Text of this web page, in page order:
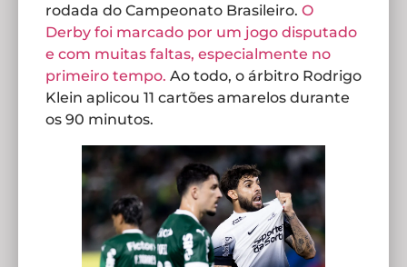
rodada do Campeonato Brasileiro. O
Derby foi marcado por um jogo disputado
e com muitas faltas, especialmente no
primeiro tempo. Ao todo, o árbitro Rodrigo
Klein aplicou 11 cartões amarelos durante
os 90 minutos.